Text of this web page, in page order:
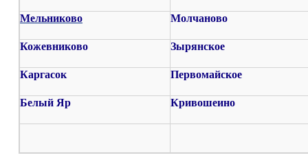
Мельниково Молчаново
Кожевниково Зырянское
Каргасок Первомайское
Белый Яр Кривошеино